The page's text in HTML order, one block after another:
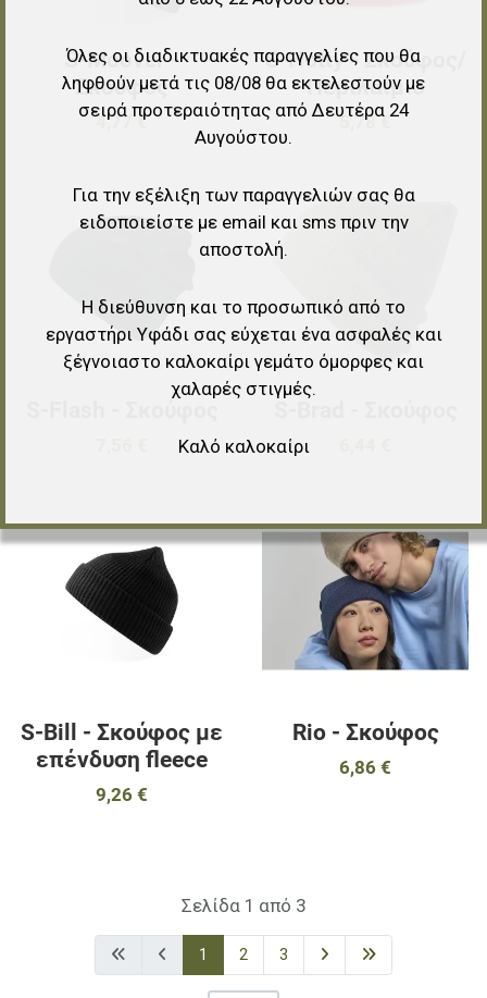
S-Moover -
Σκούφος
4,77 €
S-Hotty - Σκούφος/
Περιλαίμιο
5,78 €
Προσθήκη στα αγαπημένα
Προσθήκη για σύγκριση
Προσθήκη στα αγαπημένα
Προσθήκη για σύγκριση
Γρήγορη ματιά
S-Bill - Σκούφος με
επένδυση fleece
9,26 €
Rio - Σκούφος
6,86 €
Σελίδα 1 από 3
1 2 3
Όλες οι διαδικτυακές παραγγελίες που θα
ληφθούν μετά τις 08/08 θα εκτελεστούν με
σειρά προτεραιότητας από Δευτέρα 24
Αυγούστου.
Για την εξέλιξη των παραγγελιών σας θα
ειδοποιείστε με email και sms πριν την
αποστολή.
Η διεύθυνση και το προσωπικό από το
εργαστήρι Υφάδι σας εύχεται ένα ασφαλές και
ξέγνοιαστο καλοκαίρι γεμάτο όμορφες και
χαλαρές στιγμές.
Καλό καλοκαίρι